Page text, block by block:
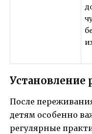
Установление
После
детям особенно
регулярные